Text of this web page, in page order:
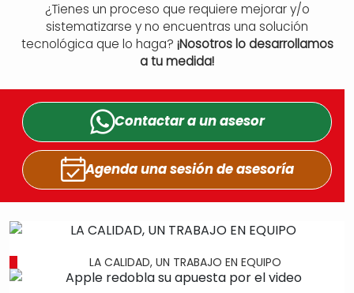
¿Tienes un proceso que requiere mejorar y/o
sistematizarse y no encuentras una solución
tecnológica que lo haga? ¡Nosotros lo desarrollamos
a tu medida!
Contactar a unasesor
Agenda una sesiónde asesoría
LA CALIDAD, UN TRABAJO EN EQUIPO